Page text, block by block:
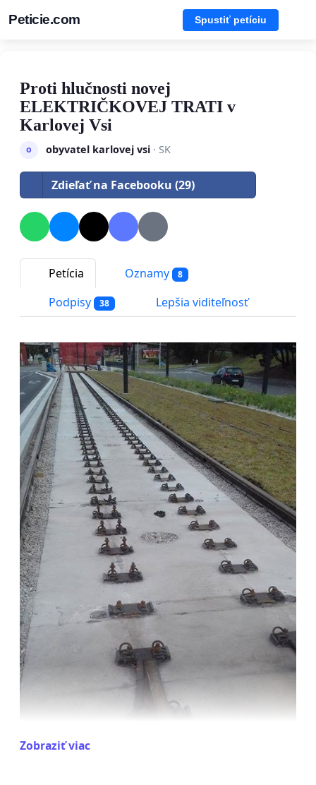
Peticie.com Spustiť petíciu
Proti hlučnosti novej
ELEKTRIČKOVEJ TRATI v
Karlovej Vsi
o obyvatel karlovej vsi· SK
Zdieľať na Facebooku (29)
Petícia Oznamy 8
Podpisy 38 Lepšia viditeľnosť
Zobraziť viac